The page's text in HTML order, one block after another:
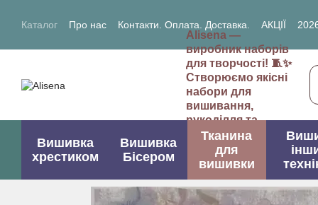
Каталог
Про нас Контакти. Оплата. Доставка. АКЦІЇ
Alisena —
виробник наборів
для творчості! 🧵✨
Створюємо якісні
набори для
вишивання,
рукоділля та
творчих проектів.
Вишивка
хрестиком
Вишивка
Бісером
Тканина
для
вишивки